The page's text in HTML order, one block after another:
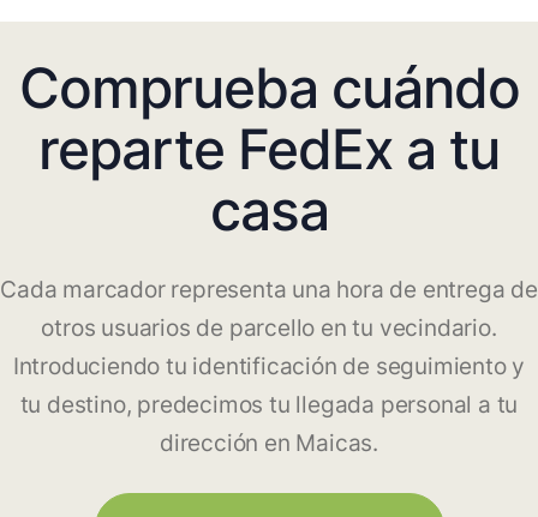
Comprueba cuándo
reparte FedEx a tu
casa
Cada marcador representa una hora de entrega de
otros usuarios de parcello en tu vecindario.
Introduciendo tu identificación de seguimiento y
tu destino, predecimos tu llegada personal a tu
dirección en Maicas.